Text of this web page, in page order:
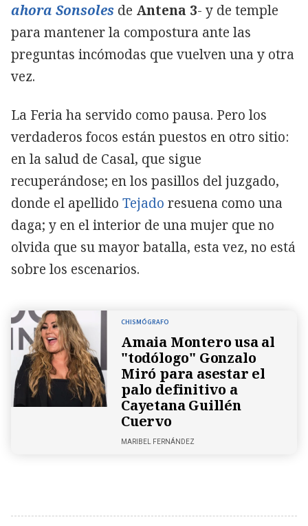
ahora Sonsoles de Antena 3- y de temple
para mantener la compostura ante las
preguntas incómodas que vuelven una y otra
vez.
La Feria ha servido como pausa. Pero los
verdaderos focos están puestos en otro sitio:
en la salud de Casal, que sigue
recuperándose; en los pasillos del juzgado,
donde el apellido Tejado resuena como una
daga; y en el interior de una mujer que no
olvida que su mayor batalla, esta vez, no está
sobre los escenarios.
CHISMÓGRAFO
Amaia Montero usa al
"todólogo" Gonzalo
Miró para asestar el
palo definitivo a
Cayetana Guillén
Cuervo
MARIBEL FERNÁNDEZ